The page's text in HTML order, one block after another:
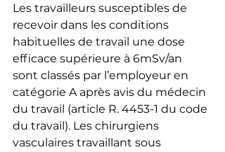
Les travailleurs susceptibles de
recevoir dans les conditions
habituelles de travail une dose
efficace supérieure à 6mSv/an
sont classés par l’employeur en
catégorie A après avis du médecin
du travail (article R. 4453-1 du code
du travail). Les chirurgiens
vasculaires travaillant sous